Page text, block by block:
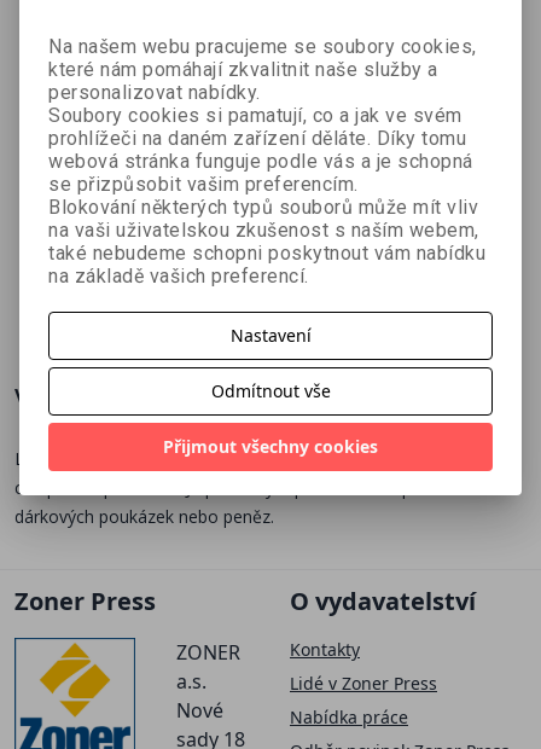
Obálka
barevná -
mandala
14 Kč 15 Kč
Obálka
barevná -
lehátko
14 Kč 15 Kč
barevná -
dopis
14 Kč 15 Kč
Více o knize
Luxusní obálka formátu DL s celoročním motivem. Samolepící,
celoplošně potištěná. Je praktickým pomocníkem při balení
dárkových poukázek nebo peněz.
Zoner Press
ZONER
a.s.
Nové
sady 18
O vydavatelství
Kontakty
Lidé v Zoner Press
Nabídka práce
Na našem webu pracujeme se soubory cookies,
které nám pomáhají zkvalitnit naše služby a
personalizovat nabídky.
Soubory cookies si pamatují, co a jak ve svém
prohlížeči na daném zařízení děláte. Díky tomu
webová stránka funguje podle vás a je schopná
se přizpůsobit vašim preferencím.
Blokování některých typů souborů může mít vliv
na vaši uživatelskou zkušenost s naším webem,
také nebudeme schopni poskytnout vám nabídku
na základě vašich preferencí.
Nastavení
Odmítnout vše
Přijmout všechny cookies